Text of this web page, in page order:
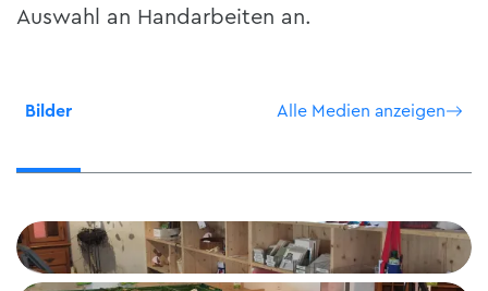
Auswahl an Handarbeiten an.
Bilder Alle Medien anzeigen